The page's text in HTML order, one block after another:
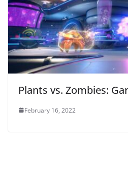
Plants vs. Zombies:
February 16, 2022